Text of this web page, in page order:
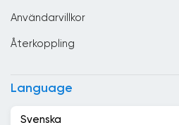
Ecuador
Egypten
Användarvillkor
Återkoppling
Language
Svenska